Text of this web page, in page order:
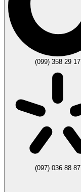
(099) 358 29 17
(097) 036 88 87